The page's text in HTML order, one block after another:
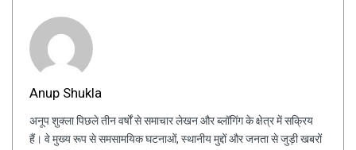
Anup Shukla
अनूप शुक्ला पिछले तीन वर्षों से समाचार लेखन और ब्लॉगिंग के क्षेत्र में सक्रिय
हैं। वे मुख्य रूप से समसामयिक घटनाओं, स्थानीय मुद्दों और जनता से जुड़ी खबरों